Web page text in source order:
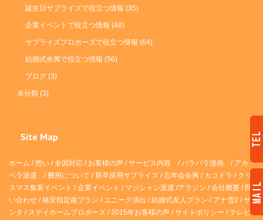
誕生日サプライズで役立つ情報 (35)
企業イベントで役立つ情報 (48)
サプライズプロポーズで役立つ情報 (64)
結婚式余興で役立つ情報 (56)
ブログ (3)
未分類 (3)
Site Map
ホーム /想い /全国対応 / お客様の声 /サービス内容 /パラパラ漫画 / アカ
ペラ派遣 / 費用について / 新卒採用サプライズ /忘年会余興 / カコドラ / クリ
スマス集客イベント /企業イベント / マジシャン派遣 /アラジン /会社概要 / 問
い合わせ /格安指定曲プラン /ユニーク演出 /結婚式友人プラン / アナ雪2 /サ
ンタ / ステイホームプロポーズ /2015年お客様の声 /サイトポリシー / テレビ